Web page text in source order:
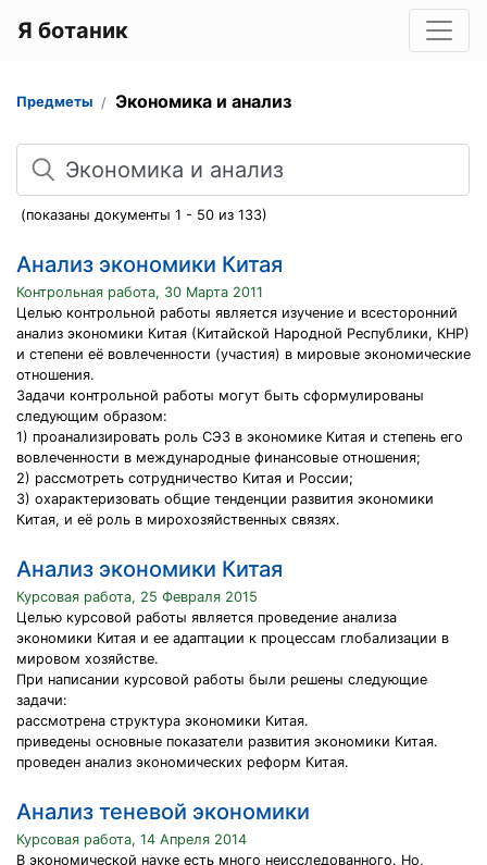
Я ботаник
Предметы Экономика и анализ
Поиск
(показаны документы 1 - 50 из 133)
Анализ экономики Китая
Контрольная работа, 30 Марта 2011
Целью контрольной работы является изучение и всесторонний
анализ экономики Китая (Китайской Народной Республики, КНР)
и степени её вовлеченности (участия) в мировые экономические
отношения.
Задачи контрольной работы могут быть сформулированы
следующим образом:
1) проанализировать роль СЭЗ в экономике Китая и степень его
вовлеченности в международные финансовые отношения;
2) рассмотреть сотрудничество Китая и России;
3) охарактеризовать общие тенденции развития экономики
Китая, и её роль в мирохозяйственных связях.
Анализ экономики Китая
Курсовая работа, 25 Февраля 2015
Целью курсовой работы является проведение анализа
экономики Китая и ее адаптации к процессам глобализации в
мировом хозяйстве.
При написании курсовой работы были решены следующие
задачи:
рассмотрена структура экономики Китая.
приведены основные показатели развития экономики Китая.
проведен анализ экономических реформ Китая.
Анализ теневой экономики
Курсовая работа, 14 Апреля 2014
В экономической науке есть много неисследованного. Но,